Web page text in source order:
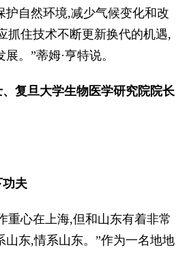
护自然环境,减少气候变化和改
抓住技术不断更新换代的机遇,
。”蒂姆·亨特说。
复旦大学生物医学研究院院长
夫
心在上海,但和山东有着非常
山东,情系山东。”作为一名地地